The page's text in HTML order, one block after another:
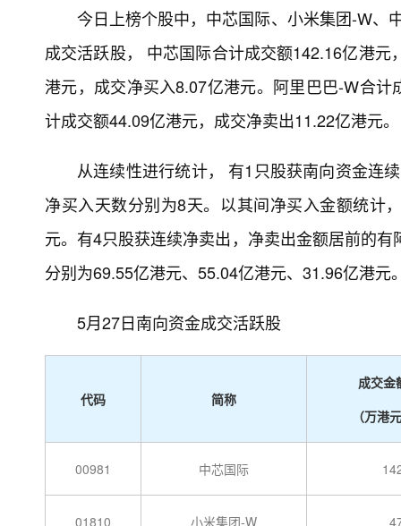
今日上榜个股中，中芯国际、小米集团-W、
成交活跃股， 中芯国际合计成交额142.16亿港
港元，成交净买入8.07亿港元。阿里巴巴-W合
计成交额44.09亿港元，成交净卖出11.22亿港元。
从连续性进行统计， 有1只股获南向资金连
净买入天数分别为8天。以其间净买入金额统计
元。有4只股获连续净卖出，净卖出金额居前的
分别为69.55亿港元、55.04亿港元、31.96亿港元
5月27日南向资金成交活跃股
代码 简称
成交金
（万港
00981 中芯国际
01810 小米集团-W